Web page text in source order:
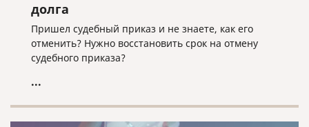
долга
Пришел судебный приказ и не знаете, как его
отменить? Нужно восстановить срок на отмену
судебного приказа?
...